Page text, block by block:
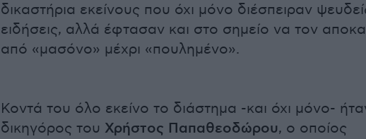
δικαστήρια εκείνους που όχι μόνο διέσπειραν
ειδήσεις, αλλά έφτασαν και στο σημείο να τον
από «μασόνο» μέχρι «πουλημένο».
Κοντά του όλο εκείνο το διάστημα -και όχι μόνο-
δικηγόρος του Χρήστος Παπαθεοδώρου, ο οποίος